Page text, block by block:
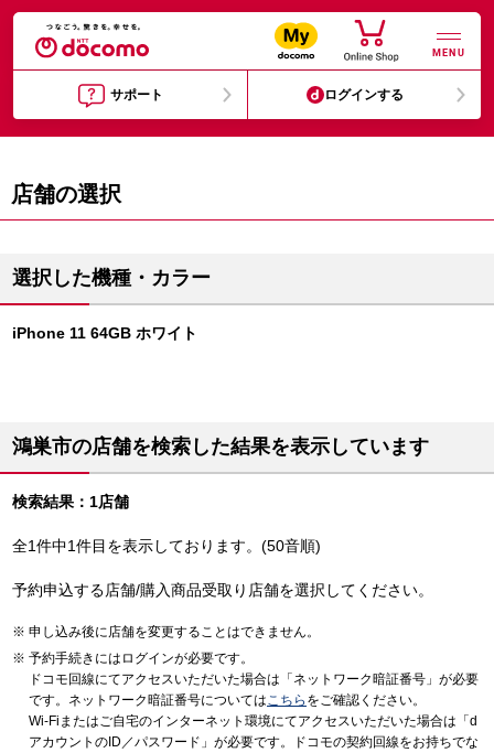
MENU
サポート ログインする
店舗の選択
選択した機種・カラー
iPhone 11 64GB ホワイト
鴻巣市の店舗を検索した結果を表示しています
検索結果：1店舗
全1件中1件目を表示しております。(50音順)
予約申込する店舗/購入商品受取り店舗を選択してください。
申し込み後に店舗を変更することはできません。
予約手続きにはログインが必要です。
ドコモ回線にてアクセスいただいた場合は「ネットワーク暗証番号」が必要
です。ネットワーク暗証番号についてはこちら をご確認ください。
Wi-Fiまたはご自宅のインターネット環境にてアクセスいただいた場合は「d
アカウントのID／パスワード」が必要です。ドコモの契約回線をお持ちでな